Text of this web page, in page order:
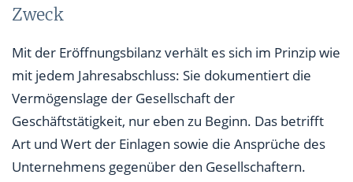
Zweck
Mit der Eröffnungsbilanz verhält es sich im Prinzip wie
mit jedem Jahresabschluss: Sie dokumentiert die
Vermögenslage der Gesellschaft der
Geschäftstätigkeit, nur eben zu Beginn. Das betrifft
Art und Wert der Einlagen sowie die Ansprüche des
Unternehmens gegenüber den Gesellschaftern.